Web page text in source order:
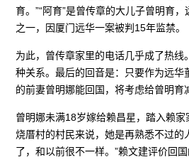
育。”“阿育”是曾传章的大儿子曾明育
之一，因厦门远华一案被判15年监禁。
为此，曾传章家里的电话几乎成了热线
种关系。最后的回音是：只要作为远华
的前妻曾明娜能回国，将考虑给曾明育
曾明娜未满18岁嫁给赖昌星，踏入赖
烧厝村的村民来说，她是再熟悉不过的
了，和以前很不一样。”赖文建评价回国